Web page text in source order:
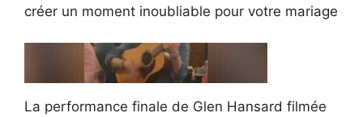
créer un moment inoubliable pour votre mariage
La performance finale de Glen Hansard filmée